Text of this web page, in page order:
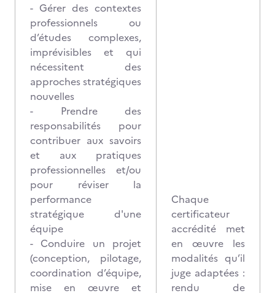
- Gérer des contextes
professionnels ou
d’études complexes,
imprévisibles et qui
nécessitent des
approches stratégiques
nouvelles
- Prendre des
responsabilités pour
contribuer aux savoirs
et aux pratiques
professionnelles et/ou
pour réviser la
performance
stratégique d'une
équipe
- Conduire un projet
(conception, pilotage,
coordination d’équipe,
mise en œuvre et
Chaque
certificateur
accrédité met
en œuvre les
modalités qu’il
juge adaptées :
rendu de